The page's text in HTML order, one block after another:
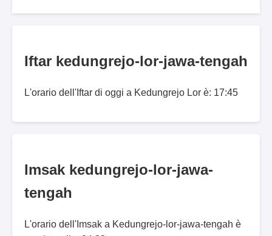
Iftar kedungrejo-lor-jawa-tengah
L'orario dell'Iftar di oggi a Kedungrejo Lor è: 17:45
Imsak kedungrejo-lor-jawa-
tengah
L'orario dell'Imsak a Kedungrejo-lor-jawa-tengah è